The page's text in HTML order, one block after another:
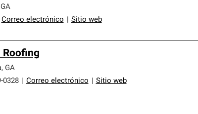
GA
Correo electrónico Sitio web
Roofing
, GA
0328
Correo electrónico Sitio web